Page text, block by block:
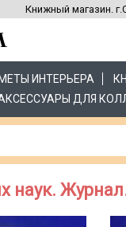
Книжный магазин.
ИНТЕРЬЕРА
ДЛЯ
наук.